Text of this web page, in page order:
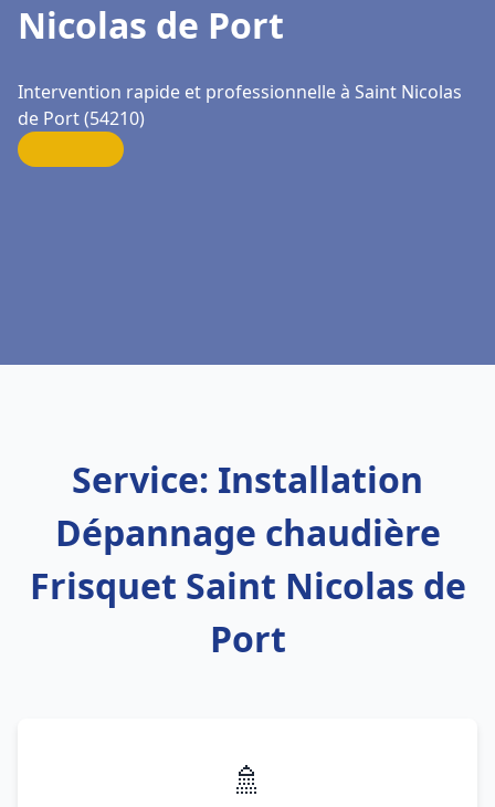
Nicolas de Port
Intervention rapide et professionnelle à Saint Nicolas
de Port (54210)
Service: Installation
Dépannage chaudière
Frisquet Saint Nicolas de
Port
🚿